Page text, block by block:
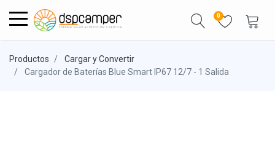
0
Productos
Cargar y Convertir
Cargador de Baterías Blue Smart IP67 12/7 - 1 Salida